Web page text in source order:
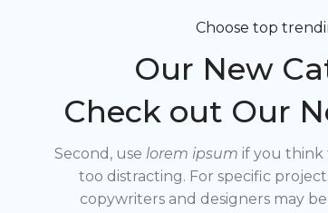
Choose top
Our New
Check out Our
Second, use lorem ipsum if you think
too distracting. For specific
copywriters and designers may